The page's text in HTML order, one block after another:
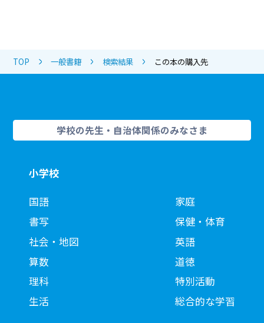
TOP 一般書籍 検索結果 この本の購入先
学校の先生・自治体関係のみなさま
小学校
国語
書写
社会・地図
算数
理科
生活
家庭
保健・体育
英語
道徳
特別活動
総合的な学習